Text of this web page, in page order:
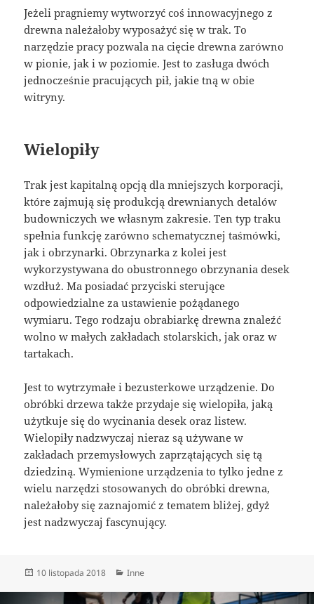
Jeżeli pragniemy wytworzyć coś innowacyjnego z
drewna należałoby wyposażyć się w trak. To
narzędzie pracy pozwala na cięcie drewna zarówno
w pionie, jak i w poziomie. Jest to zasługa dwóch
jednocześnie pracujących pił, jakie tną w obie
witryny.
Wielopiły
Trak jest kapitalną opcją dla mniejszych korporacji,
które zajmują się produkcją drewnianych detalów
budowniczych we własnym zakresie. Ten typ traku
spełnia funkcję zarówno schematycznej taśmówki,
jak i obrzynarki. Obrzynarka z kolei jest
wykorzystywana do obustronnego obrzynania desek
wzdłuż. Ma posiadać przyciski sterujące
odpowiedzialne za ustawienie pożądanego
wymiaru. Tego rodzaju obrabiarkę drewna znaleźć
wolno w małych zakładach stolarskich, jak oraz w
tartakach.
Jest to wytrzymałe i bezusterkowe urządzenie. Do
obróbki drzewa także przydaje się wielopiła, jaką
użytkuje się do wycinania desek oraz listew.
Wielopiły nadzwyczaj nieraz są używane w
zakładach przemysłowych zaprzątających się tą
dziedziną. Wymienione urządzenia to tylko jedne z
wielu narzędzi stosowanych do obróbki drewna,
należałoby się zaznajomić z tematem bliżej, gdyż
jest nadzwyczaj fascynujący.
Data
10 listopada 2018 Kategorie
Inne